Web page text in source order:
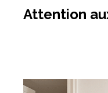
Attention